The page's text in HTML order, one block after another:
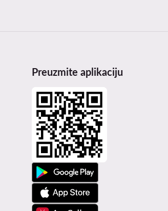
Preuzmite aplikaciju